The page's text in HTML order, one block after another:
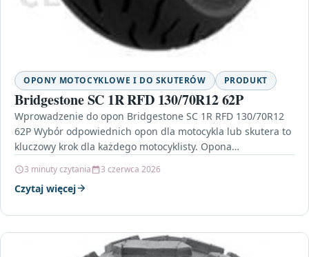
OPONY MOTOCYKLOWE I DO SKUTERÓW PRODUKT
Bridgestone SC 1R RFD 130/70R12 62P
Wprowadzenie do opon Bridgestone SC 1R RFD 130/70R12
62P Wybór odpowiednich opon dla motocykla lub skutera to
kluczowy krok dla każdego motocyklisty. Opona
3 minuty czytania 3 czerwca 2026
Czytaj więcej